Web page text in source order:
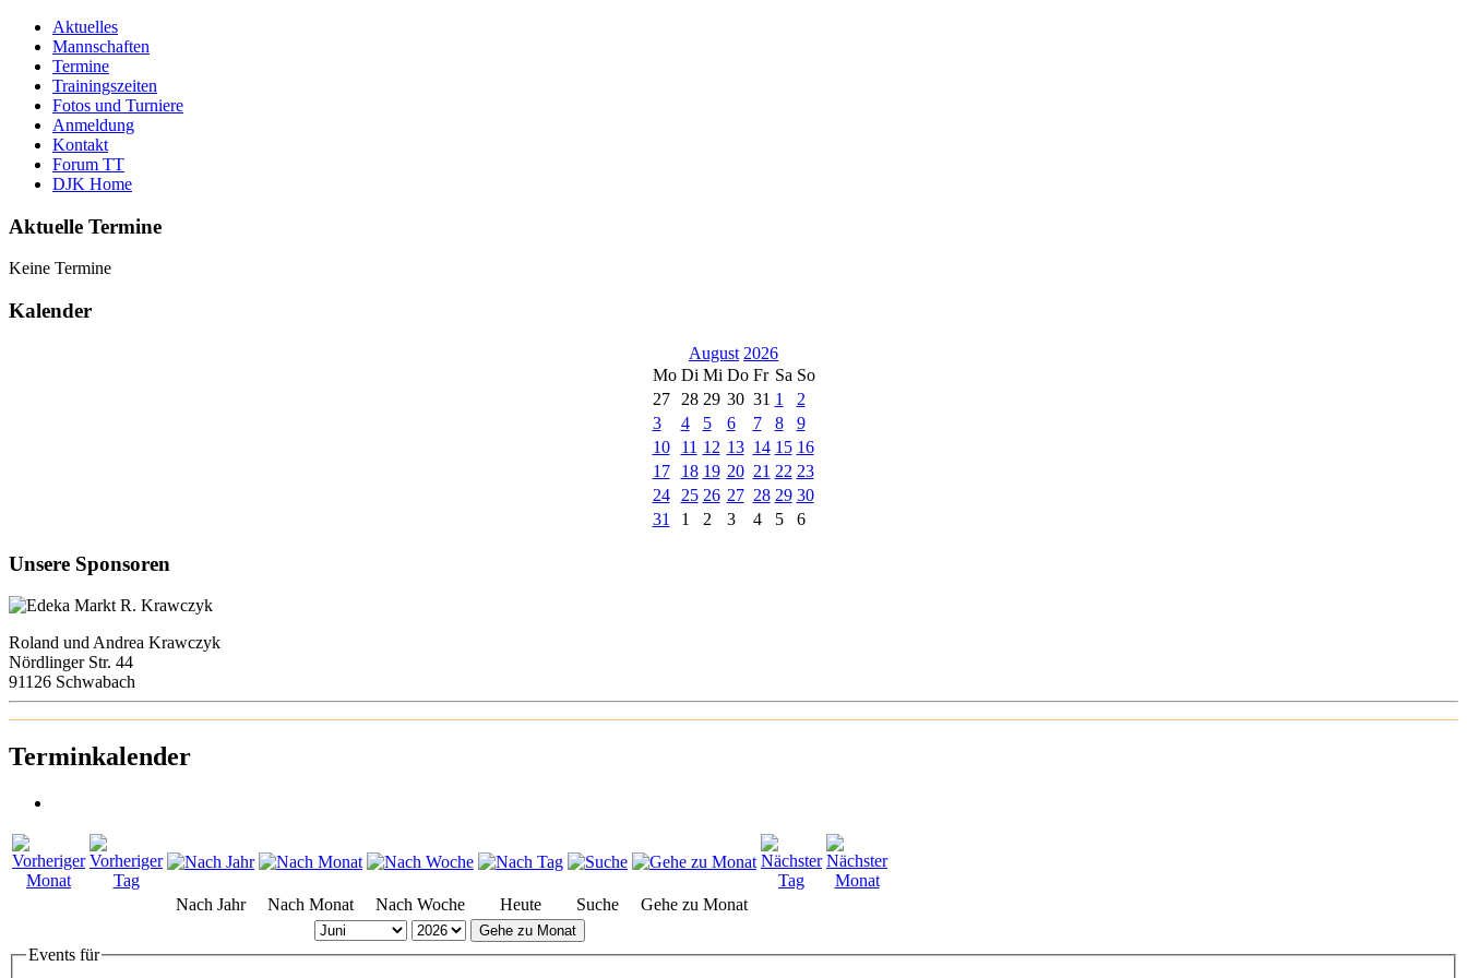
Aktuelles
Mannschaften
Termine
Trainingszeiten
Fotos und Turniere
Anmeldung
Kontakt
Forum TT
DJK Home
Aktuelle Termine
Keine Termine
Kalender
August 2026
Mo Di Mi Do Fr Sa So
27
28 29 30 31 1
2
3
4 5 6 7 8
9
10
11 12 13 14 15 16
17
18 19 20 21 22 23
24
25 26 27 28 29 30
31
1 2 3 4 5 6
Unsere Sponsoren
Roland und Andrea Krawczyk
Nördlinger Str. 44
91126 Schwabach
Terminkalender
Nach Jahr Nach Monat Nach Woche Heute Suche Gehe zu Monat
Gehe zu Monat
Events für